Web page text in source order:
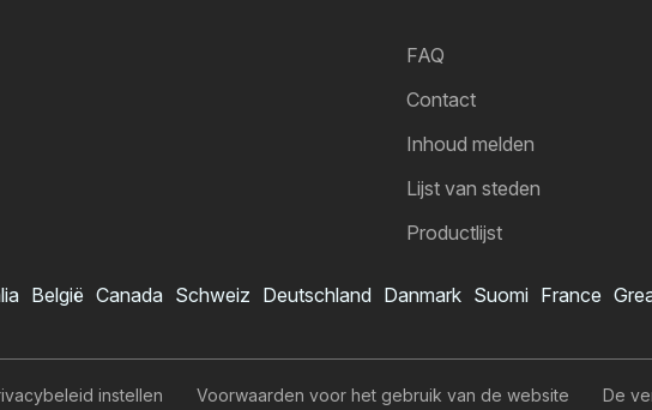
FAQ
Contact
Inhoud melden
Lijst van steden
Productlijst
België Canada Schweiz Deutschland Danmark Suomi France
instellen Voorwaarden voor het gebruik van de website De